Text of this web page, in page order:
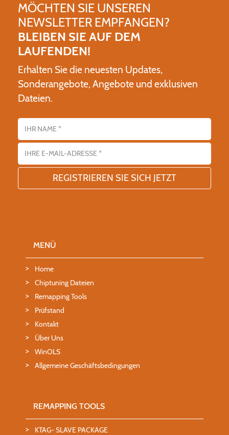
MÖCHTEN SIE UNSEREN
NEWSLETTER EMPFANGEN?
BLEIBEN SIE AUF DEM
LAUFENDEN!
Erhalten Sie die neuesten Updates,
Sonderangebote, Angebote und exklusiven
Dateien.
Name
E-Mail-Adresse
MENÜ
Home
Chiptuning Dateien
Remapping Tools
Prüfstand
Kontakt
Über Uns
WinOLS
Allgemeine Geschäftsbedingungen
REMAPPING TOOLS
KTAG- SLAVE PACKAGE